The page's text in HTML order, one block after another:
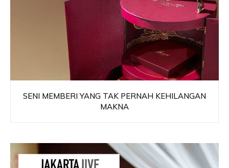
SENI MEMBERI YANG TAK PERNAH KEHILANGAN
MAKNA